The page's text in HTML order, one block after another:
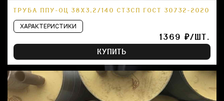
ТРУБА ППУ-ОЦ 38Х3,2/140 СТ3СП ГОСТ 30732-2020
ХАРАКТЕРИСТИКИ
1369 ₽/ШТ.
КУПИТЬ